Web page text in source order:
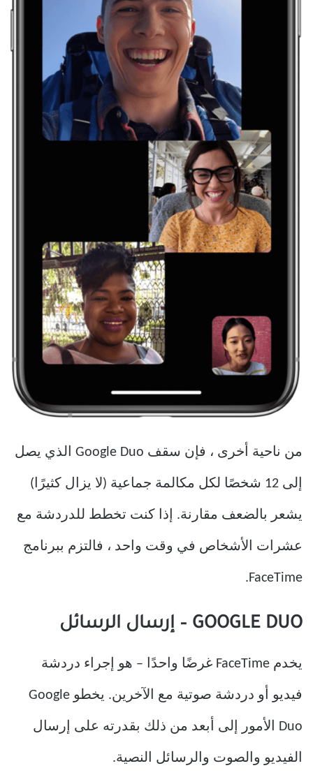
من ناحية أخرى ، فإن سقف Google Duo الذي يصل
إلى 12 شخصًا لكل مكالمة جماعية (لا يزال كثيرًا)
يشعر بالضعف مقارنة. إذا كنت تخطط للدردشة مع
عشرات الأشخاص في وقت واحد ، فالتزم ببرنامج
FaceTime.
GOOGLE DUO – إرسال الرسائل
يخدم FaceTime غرضًا واحدًا – هو إجراء دردشة
فيديو أو دردشة صوتية مع الآخرين. يخطو Google
Duo الأمور إلى أبعد من ذلك بقدرته على إرسال
الفيديو والصوت والرسائل النصية.